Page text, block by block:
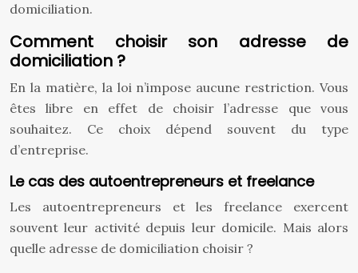
domiciliation.
Comment choisir son adresse de
domiciliation ?
En la matière, la loi n’impose aucune restriction. Vous
êtes libre en effet de choisir l’adresse que vous
souhaitez. Ce choix dépend souvent du type
d’entreprise.
Le cas des autoentrepreneurs et freelance
Les autoentrepreneurs et les freelance exercent
souvent leur activité depuis leur domicile. Mais alors
quelle adresse de domiciliation choisir ?